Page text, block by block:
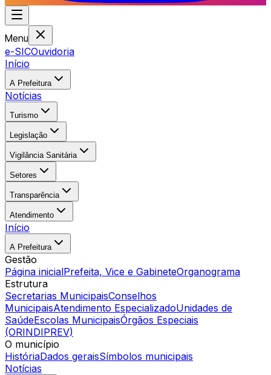
Menu
e-SICOuvidoria
Início
A Prefeitura
Notícias
Turismo
Legislação
Vigilância Sanitária
Setores
Transparência
Atendimento
Início
A Prefeitura
Gestão
Página inicialPrefeita, Vice e GabineteOrganograma
Estrutura
Secretarias MunicipaisConselhos
MunicipaisAtendimento EspecializadoUnidades de
SaúdeEscolas MunicipaisÓrgãos Especiais
(ORINDIPREV)
O município
HistóriaDados geraisSímbolos municipais
Notícias